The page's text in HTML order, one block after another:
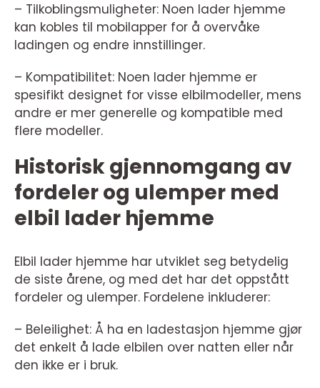
– Tilkoblingsmuligheter: Noen lader hjemme
kan kobles til mobilapper for å overvåke
ladingen og endre innstillinger.
– Kompatibilitet: Noen lader hjemme er
spesifikt designet for visse elbilmodeller, mens
andre er mer generelle og kompatible med
flere modeller.
Historisk gjennomgang av
fordeler og ulemper med
elbil lader hjemme
Elbil lader hjemme har utviklet seg betydelig
de siste årene, og med det har det oppstått
fordeler og ulemper. Fordelene inkluderer:
– Beleilighet: Å ha en ladestasjon hjemme gjør
det enkelt å lade elbilen over natten eller når
den ikke er i bruk.